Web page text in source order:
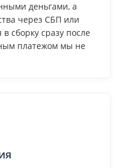
деньгами, а
через СБП или
сборку сразу после
платежом мы не